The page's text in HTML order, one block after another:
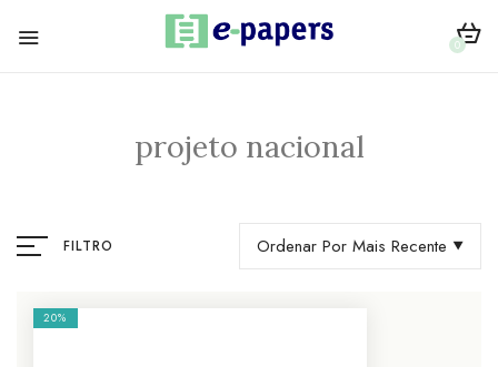
0
projeto nacional
FILTRO Ordenar Por Mais Recente
20%